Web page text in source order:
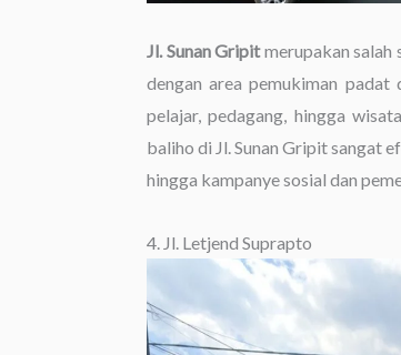
Jl. Sunan Gripitmerupakan salah
dengan area pemukiman
pelajar, pedagang, hingga
baliho di Jl. Sunan Gripit sangat
hingga kampanye sosial dan
4. Jl. Letjend Suprapto